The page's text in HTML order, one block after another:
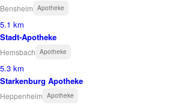
Bensheim Apotheke
5.1 km
Stadt-Apotheke
Hemsbach Apotheke
5.3 km
Starkenburg Apotheke
Heppenheim Apotheke